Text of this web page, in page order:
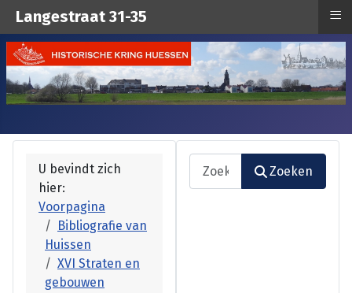
U bevindt zich
hier:
Voorpagina
Bibliografie van
Huissen
XVI Straten en
gebouwen
Zoeken
Zoeken
Langestraat 31-35 ≡